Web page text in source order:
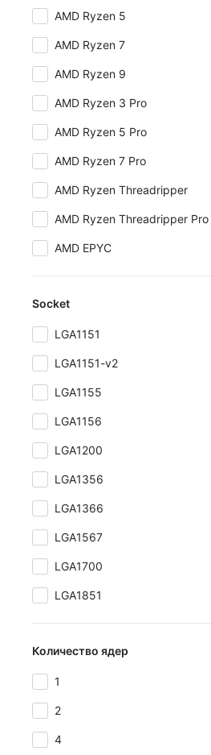
AMD Ryzen 5
AMD Ryzen 7
AMD Ryzen 9
AMD Ryzen 3 Pro
AMD Ryzen 5 Pro
AMD Ryzen 7 Pro
AMD Ryzen Threadripper
AMD Ryzen Threadripper Pro
AMD EPYC
Socket
LGA1151
LGA1151-v2
LGA1155
LGA1156
LGA1200
LGA1356
LGA1366
LGA1567
LGA1700
LGA1851
Количество ядер
1
2
4